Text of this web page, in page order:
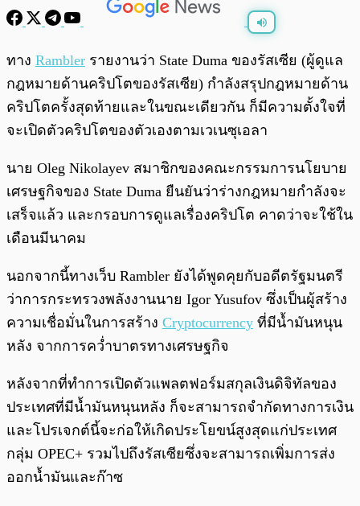
0:00 0:00
ทาง Rambler รายงานว่า State Duma ของรัสเซีย (ผู้ดูแล
กฎหมายด้านคริปโตของรัสเซีย) กำลังสรุปกฎหมายด้าน
คริปโตครั้งสุดท้ายและในขณะเดียวกัน ก็มีความตั้งใจที่
จะเปิดตัวคริปโตของตัวเองตามเวเนซุเอลา
นาย Oleg Nikolayev สมาชิกของคณะกรรมการนโยบาย
เศรษฐกิจของ State Duma ยืนยันว่าร่างกฎหมายกำลังจะ
เสร็จแล้ว และกรอบการดูแลเรื่องคริปโต คาดว่าจะใช้ใน
เดือนมีนาคม
นอกจากนี้ทางเว็บ Rambler ยังได้พูดคุยกับอดีตรัฐมนตรี
ว่าการกระทรวงพลังงานนาย Igor Yusufov ซึ่งเป็นผู้สร้าง
ความเชื่อมั่นในการสร้าง Cryptocurrency ที่มีน้ำมันหนุน
หลัง จากการคว่ำบาตรทางเศรษฐกิจ
หลังจากที่ทำการเปิดตัวแพลตฟอร์มสกุลเงินดิจิทัลของ
ประเทศที่มีน้ำมันหนุนหลัง ก็จะสามารถจำกัดทางการเงิน
และโปรเจกต์นี้จะก่อให้เกิดประโยขน์สูงสุดแก่ประเทศ
กลุ่ม OPEC+ รวมไปถึงรัสเซียซึ่งจะสามารถเพิ่มการส่ง
ออกน้ำมันและก๊าซ